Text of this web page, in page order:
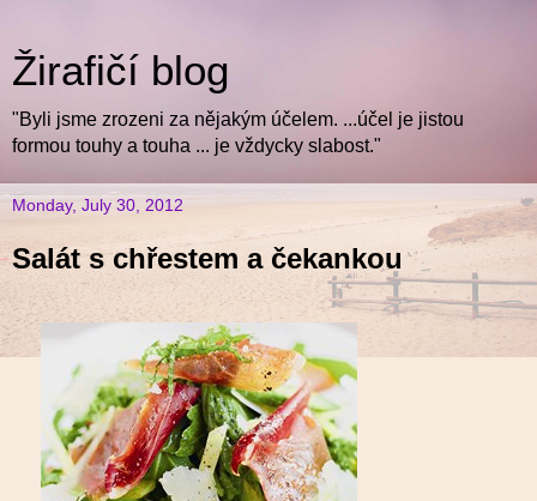
Žirafičí blog
"Byli jsme zrozeni za nějakým účelem. ...účel je jistou
formou touhy a touha ... je vždycky slabost."
Monday, July 30, 2012
Salát s chřestem a čekankou